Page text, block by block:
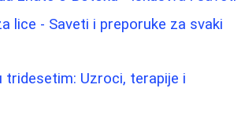
lice - Saveti i preporuke za svaki
tridesetim: Uzroci, terapije i